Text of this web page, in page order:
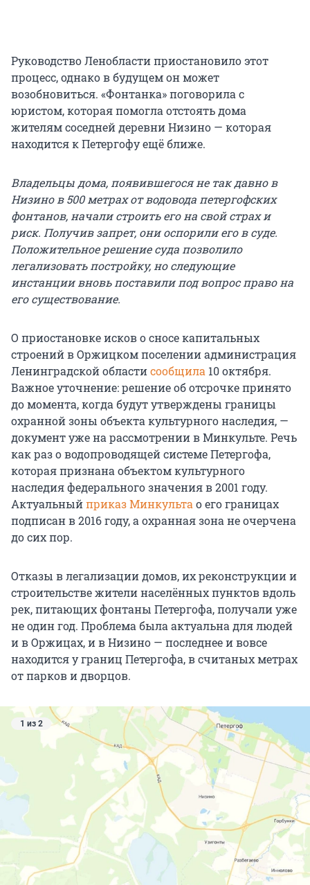
Руководство Ленобласти приостановило этот
процесс, однако в будущем он может
возобновиться. «Фонтанка» поговорила с
юристом, которая помогла отстоять дома
жителям соседней деревни Низино — которая
находится к Петергофу ещё ближе.
Владельцы дома, появившегося не так давно в
Низино в 500 метрах от водовода петергофских
фонтанов, начали строить его на свой страх и
риск. Получив запрет, они оспорили его в суде.
Положительное решение суда позволило
легализовать постройку, но следующие
инстанции вновь поставили под вопрос право на
его существование.
О приостановке исков о сносе капитальных
строений в Оржицком поселении администрация
Ленинградской областисообщила 10 октября.
Важное уточнение: решение об отсрочке принято
до момента, когда будут утверждены границы
охранной зоны объекта культурного наследия, —
документ уже на рассмотрении в Минкульте. Речь
как раз о водопроводящей системе Петергофа,
которая признана объектом культурного
наследия федерального значения в 2001 году.
Актуальныйприказ Минкульта о его границах
подписан в 2016 году, а охранная зона не очерчена
до сих пор.
Отказы в легализации домов, их реконструкции и
строительстве жители населённых пунктов вдоль
рек, питающих фонтаны Петергофа, получали уже
не один год. Проблема была актуальна для людей
и в Оржицах, и в Низино — последнее и вовсе
находится у границ Петергофа, в считаных метрах
от парков и дворцов.
1 из 2